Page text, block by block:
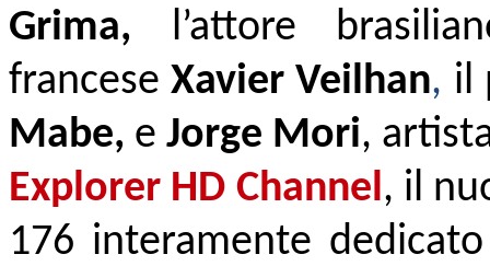
Grima, l’attore
francese Xavier Veilhan, il
Mabe, e Jorge Mori,
Explorer HD Channel, il
176 interamente